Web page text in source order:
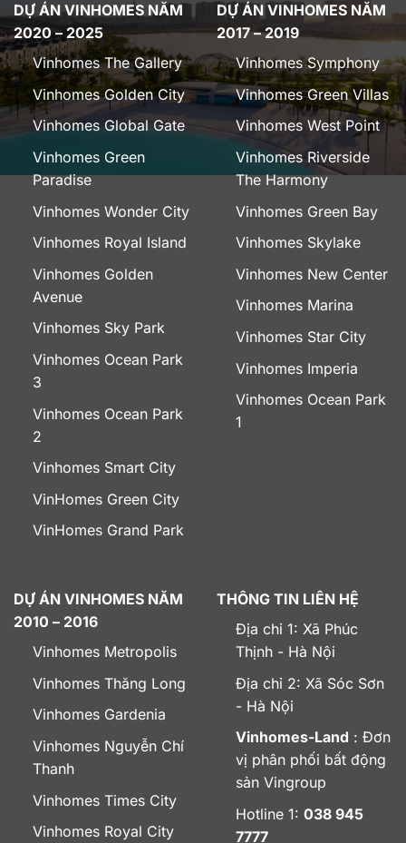
DỰ ÁN VINHOMES NĂM
2020 – 2025
Vinhomes The Gallery
Vinhomes Golden City
Vinhomes Global Gate
Vinhomes Green
Paradise
Vinhomes Wonder City
Vinhomes Royal Island
Vinhomes Golden
Avenue
Vinhomes Sky Park
Vinhomes Ocean Park
3
Vinhomes Ocean Park
2
Vinhomes Smart City
VinHomes Green City
VinHomes Grand Park
DỰ ÁN VINHOMES NĂM
2017 – 2019
Vinhomes Symphony
Vinhomes Green Villas
Vinhomes West Point
Vinhomes Riverside
The Harmony
Vinhomes Green Bay
Vinhomes Skylake
Vinhomes New Center
Vinhomes Marina
Vinhomes Star City
Vinhomes Imperia
Vinhomes Ocean Park
1
DỰ ÁN VINHOMES NĂM
2010 – 2016
Vinhomes Metropolis
Vinhomes Thăng Long
Vinhomes Gardenia
Vinhomes Nguyễn Chí
Thanh
Vinhomes Times City
Vinhomes Royal City
THÔNG TIN LIÊN HỆ
Địa chỉ 1: Xã Phúc
Thịnh - Hà Nội
Địa chỉ 2: Xã Sóc Sơn
- Hà Nội
Vinhomes-Land : Đơn
vị phân phối bất động
sản Vingroup
Hotline 1: 038 945
7777